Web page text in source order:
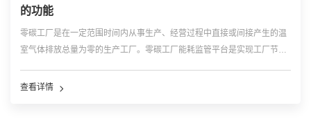
的功能
零碳工厂是在一定范围时间内从事生产、经营过程中直接或间接产生的温
室气体排放总量为零的生产工厂。零碳工厂能耗监管平台是实现工厂节能
联网、大数据、人工智能等，实现对工厂能源消耗和碳排放的实时监控、
查看详情